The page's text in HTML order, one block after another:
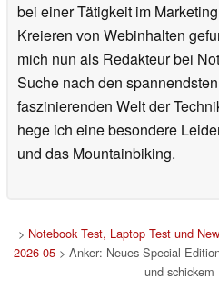
bei einer Tätigkeit im
Kreieren von Webinhalten
mich nun als Redakteur bei
Suche nach den
faszinierenden Welt der
hege ich eine besondere
und das Mountainbiking.
> Notebook Test, Laptop Test und
2026-05> Anker: Neues Special-
und schickem